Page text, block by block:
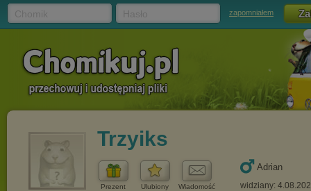
zapomniałem
Trzyiks
Prezent Ulubiony Wiadomość
Adrian
widziany: